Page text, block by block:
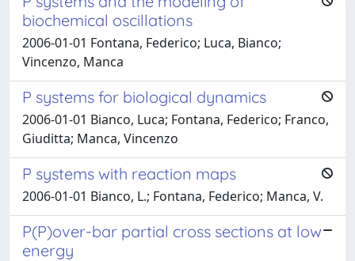
biochemical oscillations
2006-01-01 Fontana, Federico; Luca, Bianco;
Vincenzo, Manca
P systems for biological dynamics
2006-01-01 Bianco, Luca; Fontana, Federico; Franco,
Giuditta; Manca, Vincenzo
P systems with reaction maps
2006-01-01 Bianco, L.; Fontana, Federico; Manca, V.
P(P)over-bar partial cross sections at low
energy